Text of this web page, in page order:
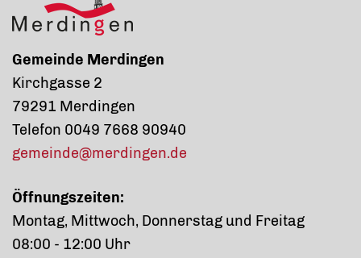
Gemeinde Merdingen
Kirchgasse 2
79291 Merdingen
Telefon 0049 7668 90940
gemeinde@merdingen.de
Öffnungszeiten:
Montag, Mittwoch, Donnerstag und Freitag
08:00 - 12:00 Uhr